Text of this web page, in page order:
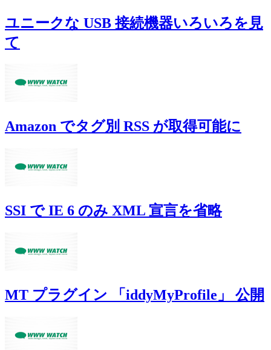
ユニークな USB 接続機器いろいろを見
て
Amazon でタグ別 RSS が取得可能に
SSI で IE 6 のみ XML 宣言を省略
MT プラグイン 「iddyMyProfile」 公開